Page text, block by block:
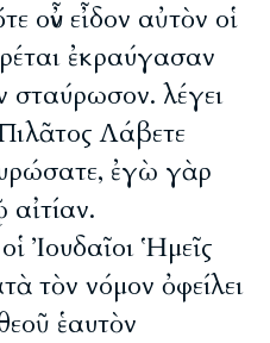
οὖν εἶδον αὐτὸν οἱ
ἐκραύγασαν
σταύρωσον. λέγει
Λάβετε
ἐγὼ γὰρ
Ἰουδαῖοι Ἡμεῖς
τὸν νόμον ὀφείλει
ἑαυτὸν